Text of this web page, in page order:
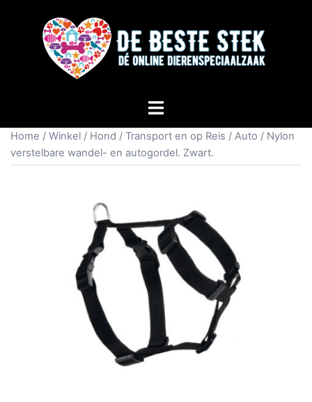
Home / Winkel / Hond / Transport en op Reis / Auto / Nylon
verstelbare wandel- en autogordel. Zwart.